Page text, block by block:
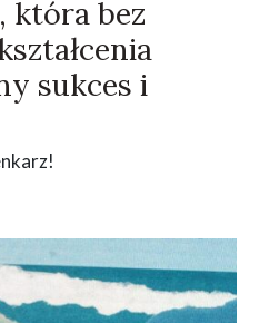
która bez
sukces i